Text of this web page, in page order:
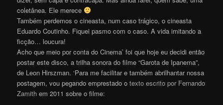
coletânea. Ele merece
Também perdemos o cineasta, num caso trágico, o cineasta
Eduardo Coutinho. Fiquei pasmo com o caso. A vida imitando a
ficção… loucura!
Acho que meio por conta do Cinema’ foi que hoje eu decidi então
postar este disco, a trilha sonora do filme “Garota de Ipanema”,
de Leon Hirszman. ‘Para me facilitar e também abrilhantar nossa
postagem, vou pegando emprestado otexto escrito por Fernando
Zamith em 2011 sobre o filme: